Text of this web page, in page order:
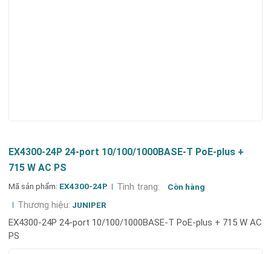
EX4300-24P 24-port 10/100/1000BASE-T PoE-plus +
715 W AC PS
Mã sản phẩm: EX4300-24P Tình trạng: Còn hàng
Thương hiệu: JUNIPER
EX4300-24P 24-port 10/100/1000BASE-T PoE-plus + 715 W AC
PS